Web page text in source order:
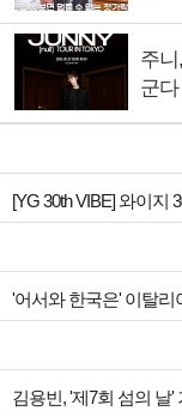
주
군다
[YG 30th VIBE] 와이
'어서와 한국은' 이탈
김용빈, '제7회 섬의 날'